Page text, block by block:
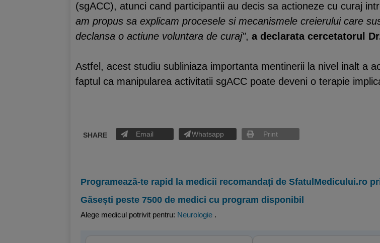
(sgACC), atunci cand participantii au decis sa actioneze cu curaj
am propus sa explicam procesele si mecanismele creierului care
declansa o actiune voluntara de curaj", a declarata cercetatorul
Astfel, acest studiu subliniaza importanta mentinerii la nivel inalt a
faptul ca manipularea activitatii sgACC poate deveni o terapie
SHARE Email Whatsapp Print
Programează-te rapid la medicii recomandați de SfatulMedicului.ro
Găsești peste 7500 de medici cu program disponibil
Alege medicul potrivit pentru: Neurologie .